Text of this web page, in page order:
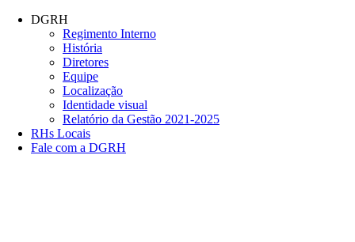
Conteúdo principal
DGRH
Regimento Interno
História
Diretores
Equipe
Localização
Identidade visual
Relatório da Gestão 2021-2025
RHs Locais
Fale com a DGRH